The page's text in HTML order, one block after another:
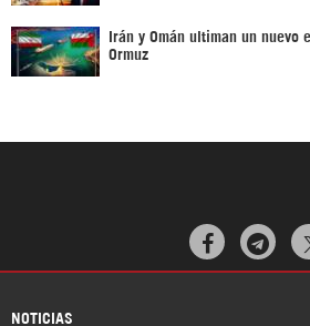
Irán y Omán ultiman un nuevo
Ormuz
NOTICIAS